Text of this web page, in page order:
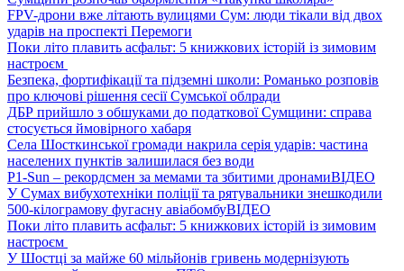
FPV-дрони вже літають вулицями Сум: люди тікали від двох
ударів на проспекті Перемоги
Поки літо плавить асфальт: 5 книжкових історій із зимовим
настроєм
Безпека, фортифікації та підземні школи: Романько розповів
про ключові рішення сесії Сумської облради
ДБР прийшло з обшуками до податкової Сумщини: справа
стосується ймовірного хабаря
Села Шосткинської громади накрила серія ударів: частина
населених пунктів залишилася без води
P1-Sun – рекордсмен за мемами та збитими дронамиВІДЕО
У Сумах вибухотехніки поліції та рятувальники знешкодили
500-кілограмову фугасну авіабомбуВІДЕО
Поки літо плавить асфальт: 5 книжкових історій із зимовим
настроєм
У Шостці за майже 60 мільйонів гривень модернізують